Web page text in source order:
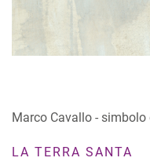
Marco Cavallo -
LA TERRA SANTA